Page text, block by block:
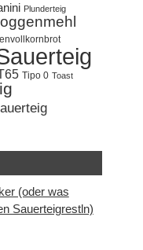
Plunderteig
Tipo 0 Toast
(oder was
Sauerteigrestln)